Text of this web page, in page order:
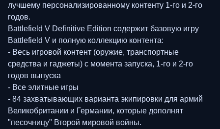
лучшему персонализированному контенту 1-го и 2-го
годов.
Battlefield V Definitive Edition содержит базовую игру
Battlefield V и полную коллекцию контента:
- Весь игровой контент (оружие, транспортные
средства и гаджеты) с момента запуска, 1-го и 2-го
годов выпуска
- Все элитные игры
- 84 захватывающих варианта экипировки для армий
Великобритании и Германии, которые дополнят
"песочницу" Второй мировой войны.